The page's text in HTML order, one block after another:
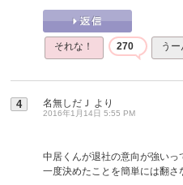
それな！ 270 うー
4 名無しだＪ より
2016年1月14日 5:55 PM
中居くんが退社の意向が強いっ
一度決めたことを簡単には翻さ